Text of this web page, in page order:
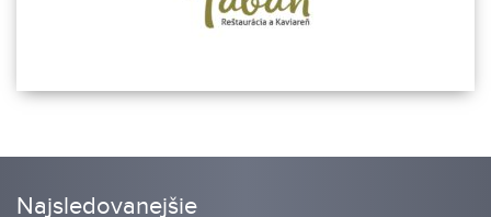
Najsledovanejšie